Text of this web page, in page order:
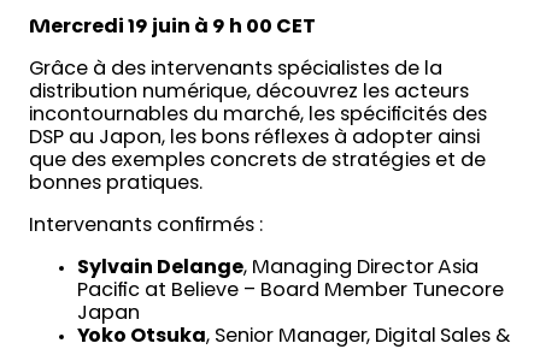
Mercredi 19 juin à 9 h 00 CET
Grâce à des intervenants spécialistes de la
distribution numérique, découvrez les acteurs
incontournables du marché, les spécificités des
DSP au Japon, les bons réflexes à adopter ainsi
que des exemples concrets de stratégies et de
bonnes pratiques.
Intervenants confirmés :
Sylvain Delange, Managing Director Asia
Pacific at Believe – Board Member Tunecore
Japan
Yoko Otsuka, Senior Manager, Digital Sales &